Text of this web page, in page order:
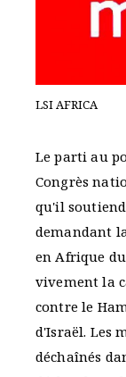
LSI AFRICA
Le parti au
Congrès
qu'il
demandant
en Afrique
vivement la
contre le
d'Israël. Les
déchaînés